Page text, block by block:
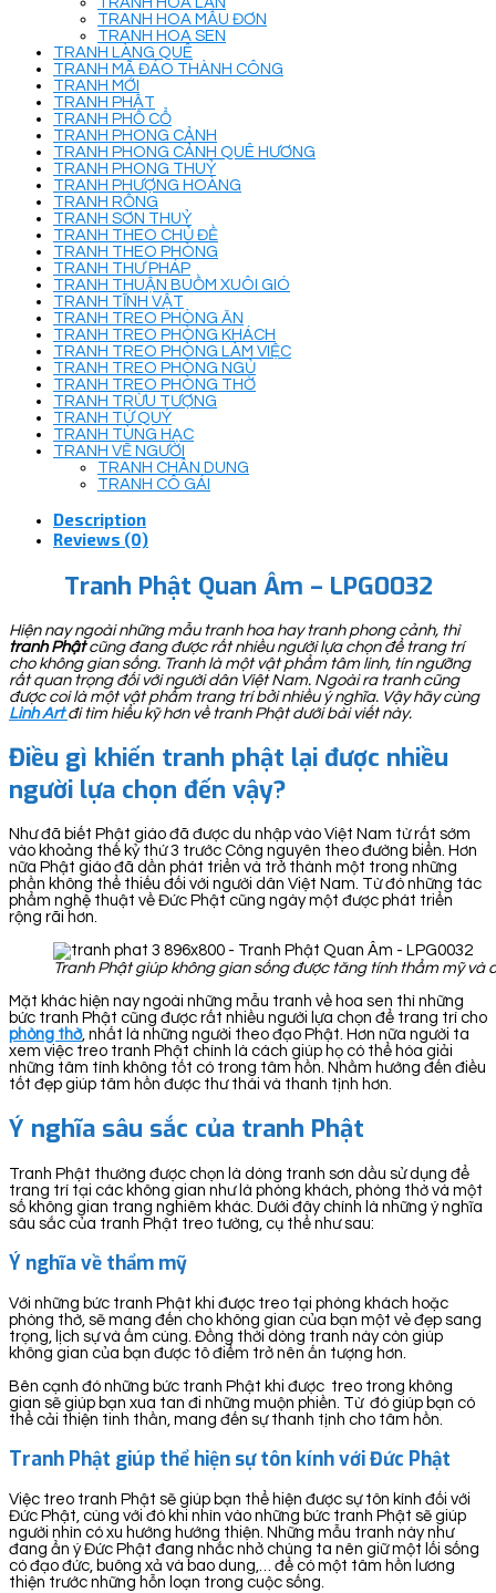
TRANH HOA MẪU ĐƠN
TRANH HOA SEN
TRANH LÀNG QUÊ
TRANH MÃ ĐÁO THÀNH CÔNG
TRANH MỚI
TRANH PHẬT
TRANH PHỐ CỔ
TRANH PHONG CẢNH
TRANH PHONG CẢNH QUÊ HƯƠNG
TRANH PHONG THUỶ
TRANH PHƯỢNG HOÀNG
TRANH RỒNG
TRANH SƠN THUỶ
TRANH THEO CHỦ ĐỀ
TRANH THEO PHÒNG
TRANH THƯ PHÁP
TRANH THUẬN BUỒM XUÔI GIÓ
TRANH TĨNH VẬT
TRANH TREO PHÒNG ĂN
TRANH TREO PHÒNG KHÁCH
TRANH TREO PHÒNG LÀM VIỆC
TRANH TREO PHÒNG NGỦ
TRANH TREO PHÒNG THỜ
TRANH TRỪU TƯỢNG
TRANH TỨ QUÝ
TRANH TÙNG HẠC
TRANH VẼ NGƯỜI
TRANH CHÂN DUNG
TRANH CÔ GÁI
Description
Reviews (0)
Tranh Phật Quan Âm – LPG0032
Hiện nay ngoài những mẫu tranh hoa hay tranh phong cảnh, thì
tranh Phậtcũng đang được rất nhiều người lựa chọn để trang trí
cho không gian sống. Tranh là một vật phẩm tâm linh, tín ngưỡng
rất quan trọng đối với người dân Việt Nam. Ngoài ra tranh cũng
được coi là một vật phẩm trang trí bởi nhiều ý nghĩa. Vậy hãy cùng
Linh Artđi tìm hiểu kỹ hơn về tranh Phật dưới bài viết này.
Điều gì khiến tranh phật lại được nhiều
người lựa chọn đến vậy?
Như đã biết Phật giáo đã được du nhập vào Việt Nam từ rất sớm
vào khoảng thế kỷ thứ 3 trước Công nguyên theo đường biển. Hơn
nữa Phật giáo đã dần phát triển và trở thành một trong những
phần không thể thiếu đối với người dân Việt Nam. Từ đó những tác
phẩm nghệ thuật về Đức Phật cũng ngày một được phát triển
rộng rãi hơn.
Tranh Phật giúp không gian sống được tăng tính thẩm mỹ và
Mặt khác hiện nay ngoài những mẫu tranh về hoa sen thì những
bức tranh Phật cũng được rất nhiều người lựa chọn để trang trí cho
phòng thờ, nhất là những người theo đạo Phật. Hơn nữa người ta
xem việc treo tranh Phật chính là cách giúp họ có thể hóa giải
những tâm tính không tốt có trong tâm hồn. Nhằm hướng đến điều
tốt đẹp giúp tâm hồn được thư thái và thanh tịnh hơn.
Ý nghĩa sâu sắc của tranh Phật
Tranh Phật thường được chọn là dòng tranh sơn dầu sử dụng để
trang trí tại các không gian như là phòng khách, phòng thờ và một
số không gian trang nghiêm khác. Dưới đây chính là những ý nghĩa
sâu sắc của tranh Phật treo tường, cụ thể như sau:
Ý nghĩa về thẩm mỹ
Với những bức tranh Phật khi được treo tại phòng khách hoặc
phòng thờ, sẽ mang đến cho không gian của bạn một vẻ đẹp sang
trọng, lịch sự và ấm cúng. Đồng thời dòng tranh này còn giúp
không gian của bạn được tô điểm trở nên ấn tượng hơn.
Bên cạnh đó những bức tranh Phật khi được treo trong không
gian sẽ giúp bạn xua tan đi những muộn phiền. Từ đó giúp bạn có
thể cải thiện tinh thần, mang đến sự thanh tịnh cho tâm hồn.
Tranh Phật giúp thể hiện sự tôn kính với Đức Phật
Việc treo tranh Phật sẽ giúp bạn thể hiện được sự tôn kính đối với
Đức Phật, cùng với đó khi nhìn vào những bức tranh Phật sẽ giúp
người nhìn có xu hướng hướng thiện. Những mẫu tranh này như
đang ẩn ý Đức Phật đang nhắc nhở chúng ta nên giữ một lối sống
có đạo đức, buông xả và bao dung,… để có một tâm hồn lương
thiện trước những hỗn loạn trong cuộc sống.